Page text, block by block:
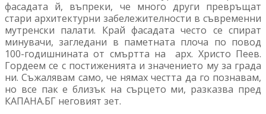
фасадата й, въпреки, че много други превръщат
стари архитектурни забележителности в съвременни
мутренски палати. Край фасадата често се спират
минувачи, загледани в паметната плоча по повод
100-годишнината от смъртта на
арх. Христо Пеев.
Гордеем се с постиженията и значението му за града
ни. Съжалявам само, че нямах честта да го познавам,
но все пак е близък на сърцето ми, разказва пред
КАПАНА.БГ неговият зет.